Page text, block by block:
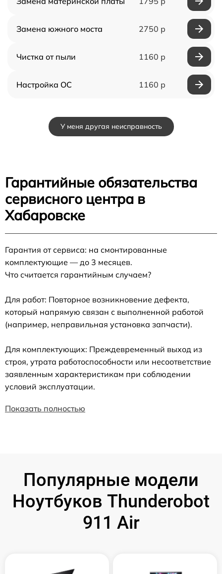
Замена южного моста 2750 р
Чистка от пыли 1160 р
Настройка ОС 1160 р
У меня другая неисправность
Гарантийные обязательства
сервисного центра в
Хабаровске
Гарантия от сервиса: на смонтированные
комплектующие — до 3 месяцев.
Что считается гарантийным случаем?
Для работ: Повторное возникновение дефекта,
который напрямую связан с выполненной работой
(например, неправильная установка запчасти).
Для комплектующих: Преждевременный выход из
строя, утрата работоспособности или несоответствие
заявленным характеристикам при соблюдении
условий эксплуатации.
Показать полностью
Популярные модели
Ноутбуков Thunderobot
911 Air